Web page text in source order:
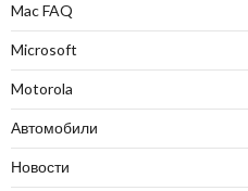
Mac FAQ
Microsoft
Motorola
Автомобили
Новости